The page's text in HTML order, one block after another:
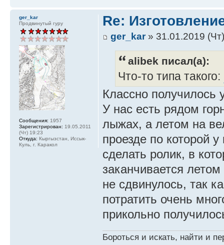
ger_kar
Продвинутый гуру
Сообщения: 1957
Зарегистрирован: 19.05.2011
(Чт) 19:23
Откуда: Кыргызстан, Иссык-
Куль, г. Каракол
Re:
ger_kar» 31.01.2019
alibek писал(а):
Что-то типа такого:
Классно получилось
У нас есть рядом
лыжах, а летом на
проезде по которой
сделать ролик, в
заканчивается
не сдвинулось, так
потратить очень
прикольно
Бороться и искать, найти и